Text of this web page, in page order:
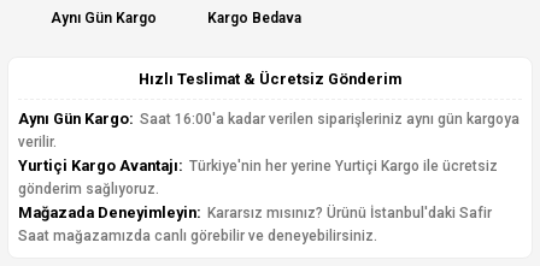
Aynı Gün Kargo Kargo Bedava
Hızlı Teslimat & Ücretsiz Gönderim
Aynı Gün Kargo: Saat 16:00'a kadar verilen siparişleriniz aynı gün kargoya
verilir.
Yurtiçi Kargo Avantajı: Türkiye'nin her yerine Yurtiçi Kargo ile ücretsiz
gönderim sağlıyoruz.
Mağazada Deneyimleyin: Kararsız mısınız? Ürünü İstanbul'daki Safir
Saat mağazamızda canlı görebilir ve deneyebilirsiniz.